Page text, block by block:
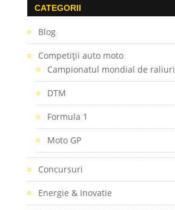
CATEGORII
Blog
Competiţii auto moto
Campionatul mondial de raliuri
DTM
Formula 1
Moto GP
Concursuri
Energie & Inovatie